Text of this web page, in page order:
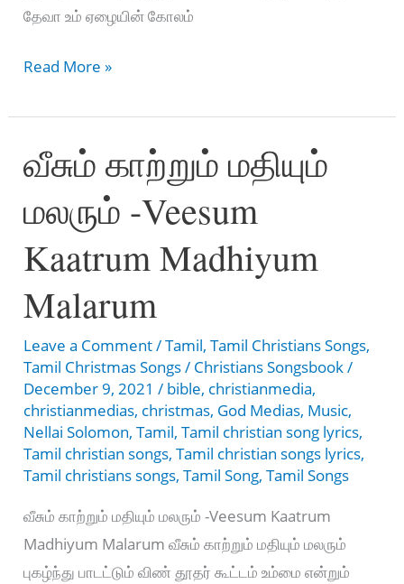
தேவா உம் ஏழையின் கோலம்
அழகான
வெள்ளி
ஒன்று
–
Azhagaana
Velli
Ondru
Read More »
வீசும் காற்றும் மதியும்
மலரும் -Veesum
Kaatrum Madhiyum
Malarum
Leave a Comment/Tamil,Tamil Christians Songs,
Tamil Christmas Songs/ Christians Songsbook/
December 9, 2021/ bible, christianmedia,
christianmedias, christmas, God Medias, Music,
Nellai Solomon,Tamil,Tamil christian song lyrics,
Tamil christian songs,Tamil christian songs lyrics,
Tamil christians songs,Tamil Song,Tamil Songs
வீசும் காற்றும் மதியும் மலரும் -Veesum Kaatrum
Madhiyum Malarum வீசும் காற்றும் மதியும் மலரும்
புகழ்ந்து பாடட்டும் விண் தூதர் கூட்டம் உம்மை என்றும்